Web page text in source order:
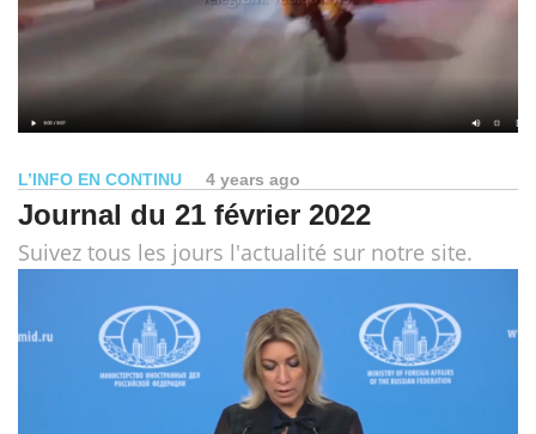
L’INFO EN CONTINU 4 years ago
Journal du 21 février 2022
Suivez tous les jours l'actualité sur notre site.